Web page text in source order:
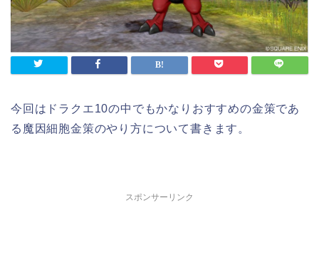
今回はドラクエ10の中でもかなりおすすめの金策であ
る魔因細胞金策のやり方について書きます。
スポンサーリンク